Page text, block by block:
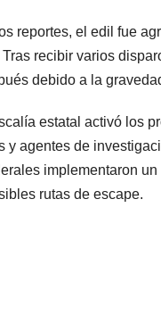
reportes, el edil fue
recibir varios
debido a la
estatal activó los
y agentes de
implementaron
rutas de escape.